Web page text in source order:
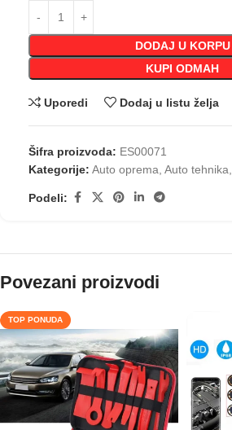
DODAJ U KORPU
KUPI ODMAH
Uporedi Dodaj u listu želja
Šifra proizvoda: ES00071
Kategorije: Auto oprema, Auto tehnika,
Podeli:
Povezani proizvodi
TOP PONUDA